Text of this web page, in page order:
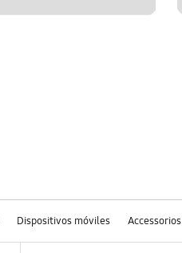
Dispositivos móviles Accessorios